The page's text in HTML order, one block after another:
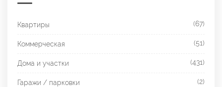
Квартиры (67)
Коммерческая (51)
Дома и участки (431)
Гаражи / парковки (2)